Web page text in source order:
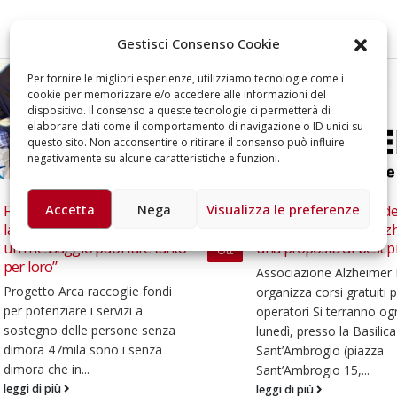
Gestisci Consenso Cookie
Per fornire le migliori esperienze, utilizziamo tecnologie come i
cookie per memorizzare e/o accedere alle informazioni del
dispositivo. Il consenso a queste tecnologie ci permetterà di
elaborare dati come il comportamento di navigazione o ID unici su
questo sito. Non acconsentire o ritirare il consenso può influire
negativamente su alcune caratteristiche e funzioni.
Accetta Nega Visualizza le preferenze
Ottobre 2014 – Prendersi
cura del malato di Alzheimer:
una proposta di best practice
Associazione Alzheimer Milano
organizza corsi gratuiti per gli
operatori Si terranno ogni
lunedì, presso la Basilica di
Sant’Ambrogio (piazza
Sant’Ambrogio 15,...
leggi di più
Mag
“L’Allegria è
aiutaci a diffonderla!”
SMS solidale di
Mike per contribuire al
“Casa Allegria” Allegria e
formazione sono gli
principali che
leggi di più
17, 2026
5 ottobre 2026 –
dintorni” per
anni di Fondazione
Giugno 15, 2026
18 e 19 dicembre
Doppio gospel
sostenere Opera